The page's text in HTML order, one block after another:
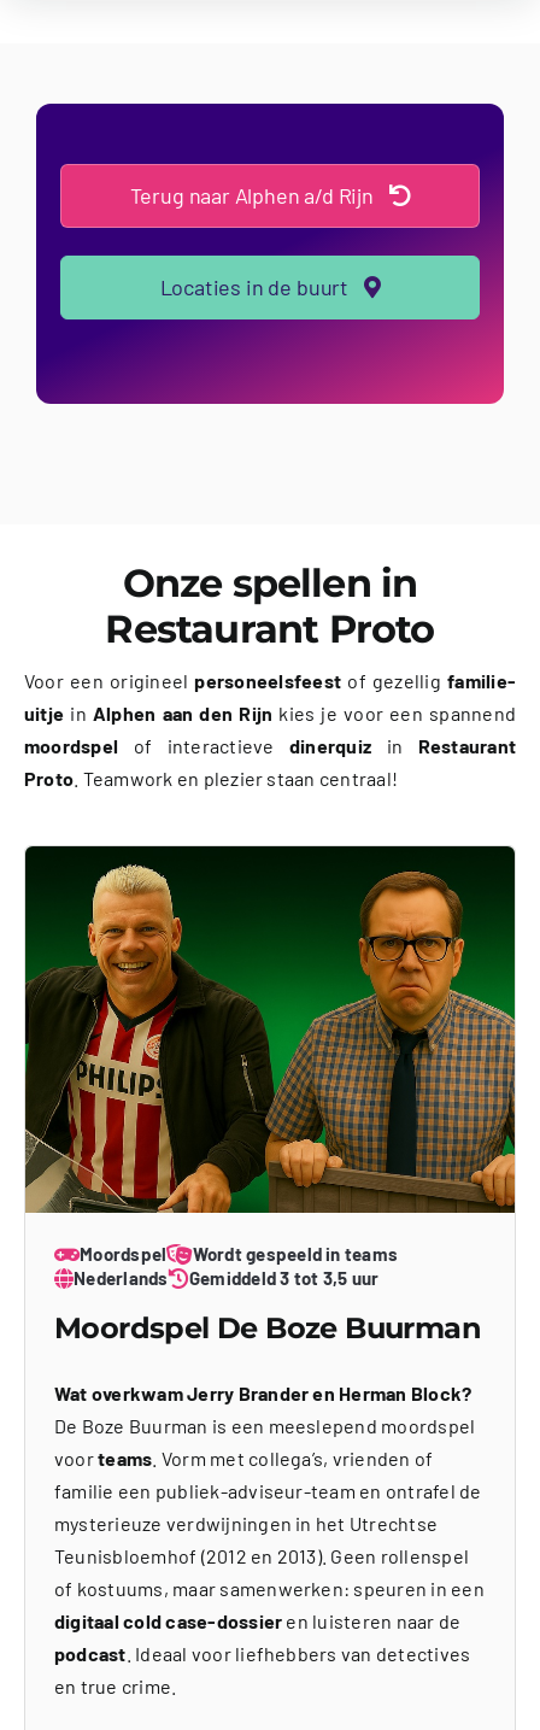
Terug naar Alphen a/d Rijn
Locaties in de buurt
Onze spellen in
Restaurant Proto
Voor een origineelpersoneelsfeest of gezelligfamilie-
uitje in Alphen aan den Rijn kies je voor een spannend
moordspel of interactieve dinerquiz in Restaurant
Proto . Teamwork en plezier staan centraal!
Moordspel
Wordt gespeeld in teams
Nederlands
Gemiddeld 3 tot 3,5 uur
Moordspel De Boze Buurman
Wat overkwam Jerry Brander en Herman Block?
De Boze Buurman is een meeslepend moordspel
voorteams . Vorm met collega’s, vrienden of
familie een publiek-adviseur-team en ontrafel de
mysterieuze verdwijningen in het Utrechtse
Teunisbloemhof (2012 en 2013). Geen rollenspel
of kostuums, maar samenwerken: speuren in een
digitaal cold case-dossier en luisteren naar de
podcast . Ideaal voor liefhebbers van detectives
en true crime.